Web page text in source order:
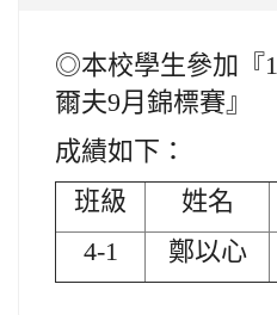
◎本校學生參加『
爾夫9月錦標賽』
成績如下：
班級
姓名
4-1
鄭以心